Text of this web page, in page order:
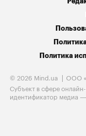
Политика
© 2026 Mind.ua
ООО
Субъект в сфере
идентификатор медиа